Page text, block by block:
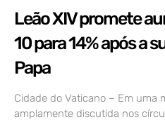
Leão XIV promete
10 para 14% após a
Papa
Cidade do Vaticano – Em uma
amplamente discutida nos